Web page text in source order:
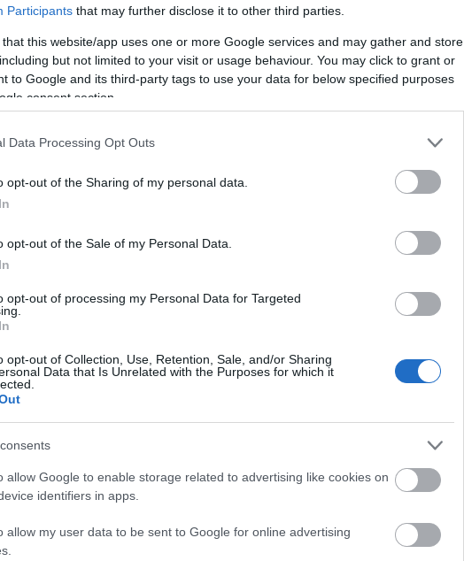
Participants that may further disclose it to other third parties.
that this website/app uses one or more Google services and may gather and store
but not limited to your visit or usage behaviour. You may click to grant or
to Google and its third-party tags to use your data for below specified purposes
consent section.
Data Processing Opt Outs
opt-out of the Sharing of my personal data.
opt-out of the Sale of my Personal Data.
opt-out of processing my Personal Data for Targeted
opt-out of Collection, Use, Retention, Sale, and/or Sharing
Data that Is Unrelated with the Purposes for which it
allow Google to enable storage related to advertising like cookies on
identifiers in apps.
allow my user data to be sent to Google for online advertising
és barátaiddal, és ha
nem gondolod józanul végig, mibe
és éppen ideje szembesülnöd
is próbálod a szőnyeg alá söpörni
és ha utazást tervezel a
de az sem kizárt, hogy
talán még a
sőt, még a szeretőd is
viszonyba keveredsz valakivel,
és csak problémákat kavar
valakiért, akinek rejtegetnivalója
és barátságaiddal